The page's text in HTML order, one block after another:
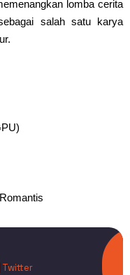
lomba cerita
salah satu karya
| Twitter